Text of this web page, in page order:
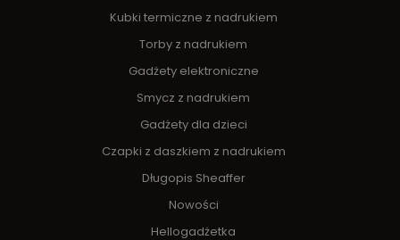
Kubki termiczne z nadrukiem
Torby z nadrukiem
Gadżety elektroniczne
Smycz z nadrukiem
Gadżety dla dzieci
Czapki z daszkiem z nadrukiem
Długopis Sheaffer
Nowości
Hellogadżetka